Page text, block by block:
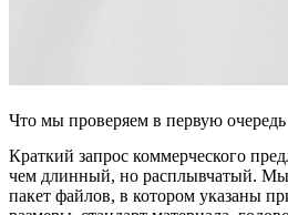
Что мы проверяем в первую очередь
Краткий запрос коммерческого
чем длинный, но расплывчатый. Мы
пакет файлов, в котором указаны